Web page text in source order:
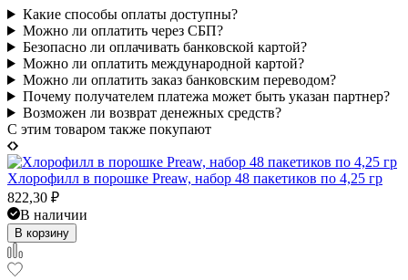
Какие способы оплаты доступны?
Можно ли оплатить через СБП?
Безопасно ли оплачивать банковской картой?
Можно ли оплатить международной картой?
Можно ли оплатить заказ банковским переводом?
Почему получателем платежа может быть указан партнер?
Возможен ли возврат денежных средств?
C этим товаром также покупают
Хлорофилл в порошке Preaw, набор 48 пакетиков по 4,25 гр
822,30 ₽
В наличии
В корзину